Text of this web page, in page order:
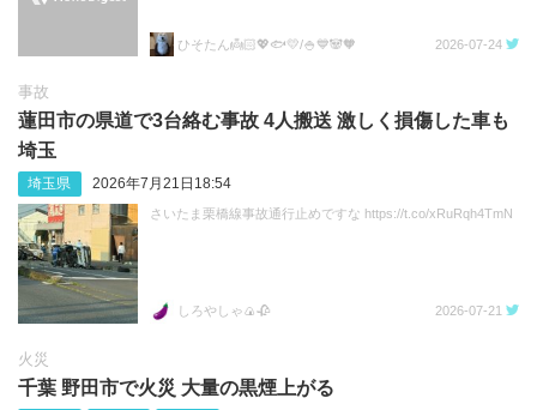
ひそたん👼🏻💖🐟️💛/🍚💙🐼🧡 2026-07-24
事故
蓮田市の県道で3台絡む事故 4人搬送 激しく損傷した車も
埼玉
埼玉県 2026年7月21日18:54
さいたま栗橋線事故通行止めですな https://t.co/xRuRqh4TmN
しろやしゃ🍙🥀 2026-07-21
火災
千葉 野田市で火災 大量の黒煙上がる